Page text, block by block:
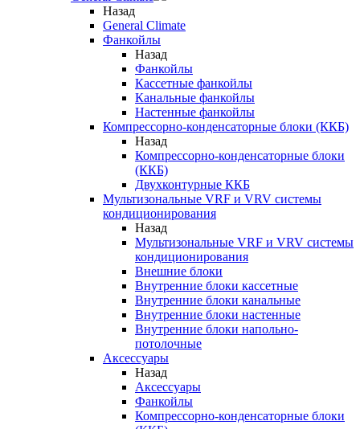
Назад
General Climate
Фанкойлы
Назад
Фанкойлы
Кассетные фанкойлы
Канальные фанкойлы
Настенные фанкойлы
Компрессорно-конденсаторные блоки (ККБ)
Назад
Компрессорно-конденсаторные блоки
(ККБ)
Двухконтурные ККБ
Мультизональные VRF и VRV системы
кондиционирования
Назад
Мультизональные VRF и VRV системы
кондиционирования
Внешние блоки
Внутренние блоки кассетные
Внутренние блоки канальные
Внутренние блоки настенные
Внутренние блоки напольно-
потолочные
Аксессуары
Назад
Аксессуары
Фанкойлы
Компрессорно-конденсаторные блоки